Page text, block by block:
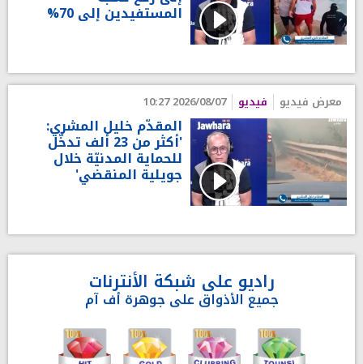
المستفيدين إلى 70%
معرض فيديو فيديو 2026/08/07 10:27
المقدّم خليل المشري:
'أكثر من 23 ألف تدخّل
للحماية المدنيّة خلال
جويلية المنقضي'
راديو على شبكة الأنترنات
جميع الأذواق على جوهرة أف آم